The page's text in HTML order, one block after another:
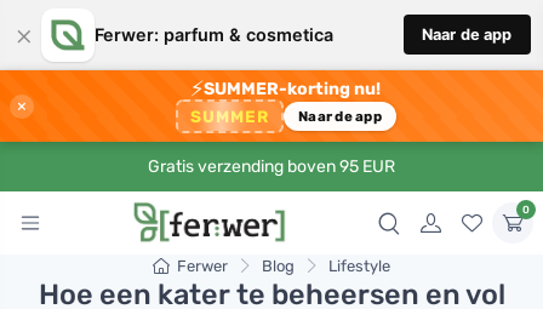
× Ferwer: parfum & cosmetica Naar de app
×
⚡SUMMER-korting nu!
SUMMER Naar de app
Gratis verzending boven 95 EUR
0
Ferwer Blog Lifestyle
Hoe een kater te beheersen en vol